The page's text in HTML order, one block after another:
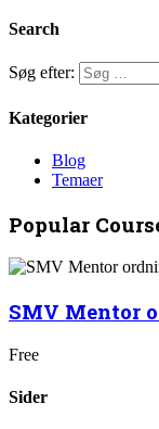
Search
Søg efter:
Kategorier
Blog
Temaer
Popular
SMV Mentor
Free
Sider